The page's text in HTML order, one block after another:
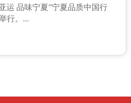
运 品味宁夏”宁夏品质中国行
行。...